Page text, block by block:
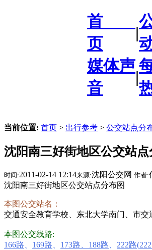
首
页
|
媒体声
音
|
当前位置: 首页 > 出行参考 > 公交站点分
沈阳南三好街地区公交站点
时间:2011-02-14 12:14来源:沈阳公交网 作者:
沈阳南三好街地区公交站点分布图
本图公交站名：
交通安全教育学校、东北大学南门、市
本图公交线路:
166路
169路 173路 188路 222路(